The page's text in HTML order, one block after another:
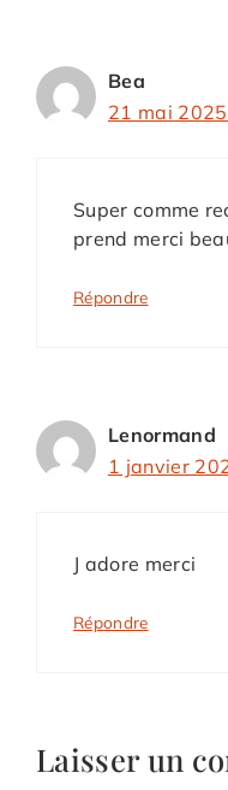
Bea
21 mai
Super comme
prend merci
Répondre
Lenormand
1 janvier
J adore merci
Répondre
Laisser un